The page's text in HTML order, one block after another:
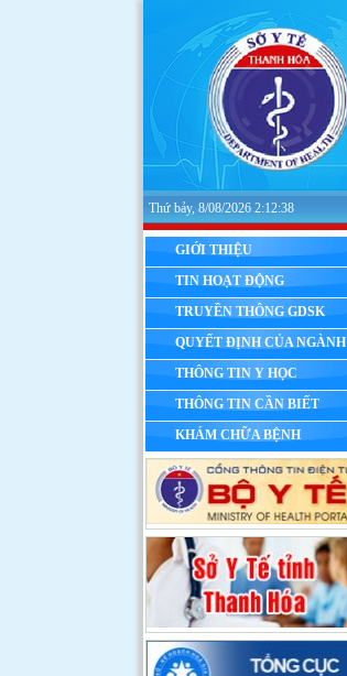
Thứ bảy, 8/08/2026 2:12:38
GIỚI THIỆU
TIN HOẠT ĐỘNG
TRUYỀN THÔNG GDSK
QUYẾT ĐỊNH CỦA NGÀNH
THÔNG TIN Y HỌC
THÔNG TIN CẦN BIẾT
KHÁM CHỮA BỆNH